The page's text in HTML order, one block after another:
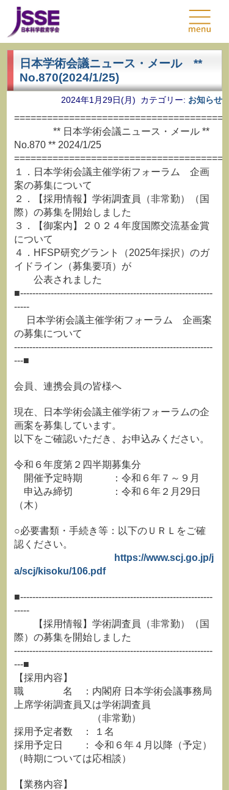
日本学術会議ニュース・メール **
No.870(2024/1/25)
2024年1月29日(月) カテゴリー: お知らせ
** 日本学術会議ニュース・メール **
No.870 ** 2024/1/25
１．日本学術会議主催学術フォーラム 企画
案の募集について
２．【採用情報】学術調査員（非常勤）（国
際）の募集を開始しました
３．【御案内】２０２４年度国際交流基金賞
について
４．HFSP研究グラント（2025年採択）のガ
イドライン（募集要項）が
公表されました
■---------------------------------------------------------------
-----
日本学術会議主催学術フォーラム 企画案
の募集について
-----------------------------------------------------------------
---■
会員、連携会員の皆様へ
現在、日本学術会議主催学術フォーラムの企
画案を募集しています。
以下をご確認いただき、お申込みください。
令和６年度第２四半期募集分
開催予定時期 ：令和６年７～９月
申込み締切 ：令和６年２月29日
（木）
○必要書類・手続き等：以下のＵＲＬをご確
認ください。
https://www.scj.go.jp/j
a/scj/kisoku/106.pdf
■---------------------------------------------------------------
-----
【採用情報】学術調査員（非常勤）（国
際）の募集を開始しました
-----------------------------------------------------------------
---■
【採用内容】
職 名 ：内閣府 日本学術会議事務局
上席学術調査員又は学術調査員
（非常勤）
採用予定者数 ： １名
採用予定日 ： 令和６年４月以降（予定）
（時期については応相談）
【業務内容】